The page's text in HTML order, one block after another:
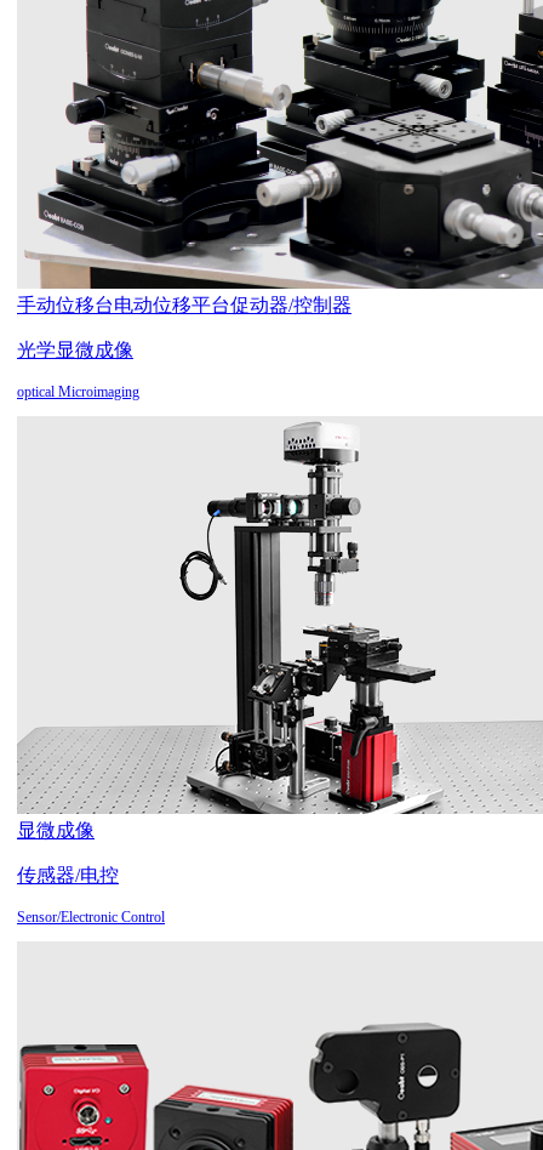
手动位移台电动位移平台促动器/控制器
光学显微成像
optical Microimaging
显微成像
传感器/电控
Sensor/Electronic Control